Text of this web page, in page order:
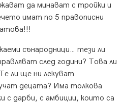
да минават с тройки и
имат по 5 правописни
сънародници… тези ли
след години? Това ли
ли ще ни лекуват
децата? Има толкова
с дарби, с амбиции, които са